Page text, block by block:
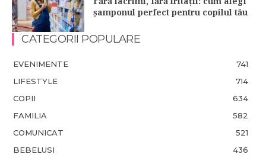
șamponul perfect pentru copilul tău
CATEGORII POPULARE
EVENIMENTE
741
LIFESTYLE
714
COPII
634
FAMILIA
582
COMUNICAT
521
BEBELUSI
436